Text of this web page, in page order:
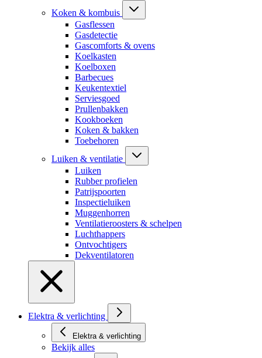
Koken & kombuis
Gasflessen
Gasdetectie
Gascomforts & ovens
Koelkasten
Koelboxen
Barbecues
Keukentextiel
Serviesgoed
Prullenbakken
Kookboeken
Koken & bakken
Toebehoren
Luiken & ventilatie
Luiken
Rubber profielen
Patrijspoorten
Inspectieluiken
Muggenhorren
Ventilatieroosters & schelpen
Luchthappers
Ontvochtigers
Dekventilatoren
Elektra & verlichting
Elektra & verlichting
Bekijk alles